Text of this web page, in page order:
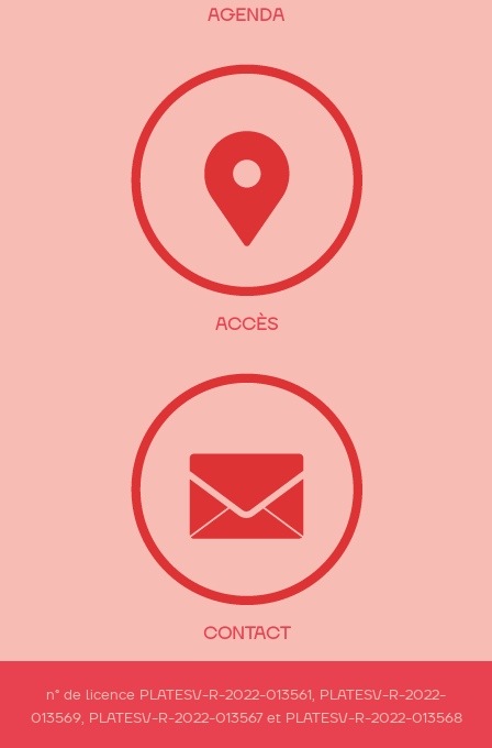
AGENDA
ACCÈS
CONTACT
n° de licence PLATESV-R-2022-013561, PLATESV-R-2022-
013569, PLATESV-R-2022-013567 et PLATESV-R-2022-013568